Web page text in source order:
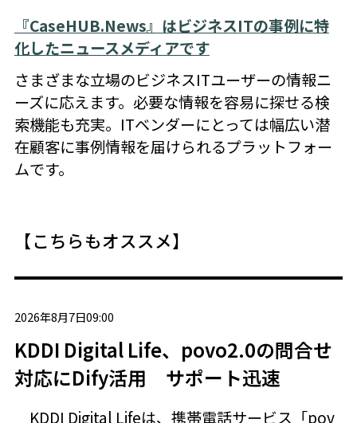
『CaseHUB.News』はビジネスITの事例に特
化したニュースメディアです
さまざまな立場のビジネスITユーザーの情報ニ
ーズに応えます。必要な情報を容易に探せる検
索機能も充実。ITベンダーにとっては幅広い潜
在顧客に事例情報を届けられるプラットフォー
ムです。
【こちらもオススメ】
2026年8月7日09:00
KDDI Digital Life、povo2.0の問合せ
対応にDify活用 サポート迅速
KDDI Digital Lifeは、携帯電話サービス「pov